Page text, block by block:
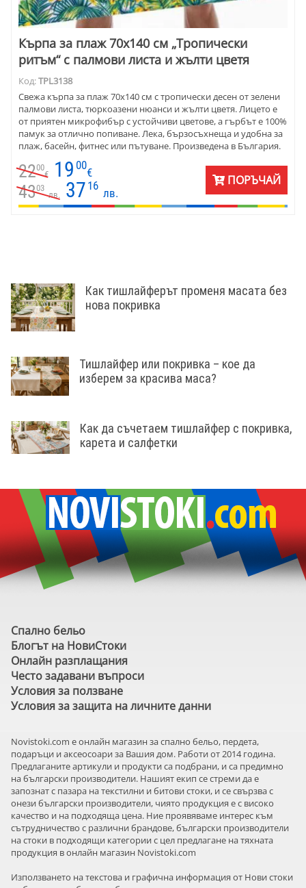
Кърпа за плаж 70х140 см „Тропически
ритъм“ с палмови листа и жълти цветя
Код:TPL3138
Свежа кърпа за плаж 70х140 см с тропически десен от зелени
палмови листа, тюркоазени нюанси и жълти цветя. Лицето е
от приятен микрофибър с устойчиви цветове, а гърбът е 100%
памук за отлично попиване. Лека, бързосъхнеща и удобна за
плаж, басейн, фитнес или пътуване. Произведена в България.
2200
€ 19 00
€
4303
лв. 37 16
лв.
ПОРЪЧАЙ
Как тишлайферът променя масата без
нова покривка
Тишлайфер или покривка – кое да
изберем за красива маса?
Как да съчетаем тишлайфер с покривка,
карета и салфетки
Спално бельо
Блогът на НовиСтоки
Онлайн разплащания
Често задавани въпроси
Условия за ползване
Условия за защита на личните данни
Novistoki.com e онлайн магазин за спално бельо, пердета,
подаръци и аксеосоари за Вашия дом. Работи от 2014 година.
Предлаганите артикули и продукти са подбрани, и са предимно
на български производители. Нашият екип се стреми да е
запознат с пазара на текстилни и битови стоки, и се свързва с
онези български производители, чиято продукция е с високо
качество и на подходяща цена. Ние проявяваме интерес към
сътрудничество с различни брандове, български производители
на стоки в подходящи категории с цел предлагане на тяхната
продукция в онлайн магазин Novistoki.com
Използването на текстова и графична информация от Нови стоки